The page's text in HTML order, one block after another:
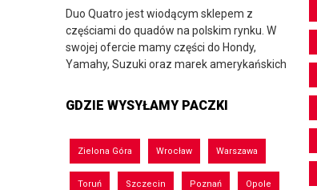
Duo Quatro jest wiodącym sklepem z
częściami do quadów na polskim rynku. W
swojej ofercie mamy części do Hondy,
Yamahy, Suzuki oraz marek amerykańskich
GDZIE WYSYŁAMY PACZKI
Zielona Góra Wrocław Warszawa
Toruń Szczecin Poznań Opole